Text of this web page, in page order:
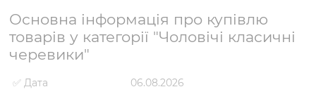
Основна інформація про купівлю
товарів у категорії "Чоловічі класичні
черевики"
✅ Дата
06.08.2026